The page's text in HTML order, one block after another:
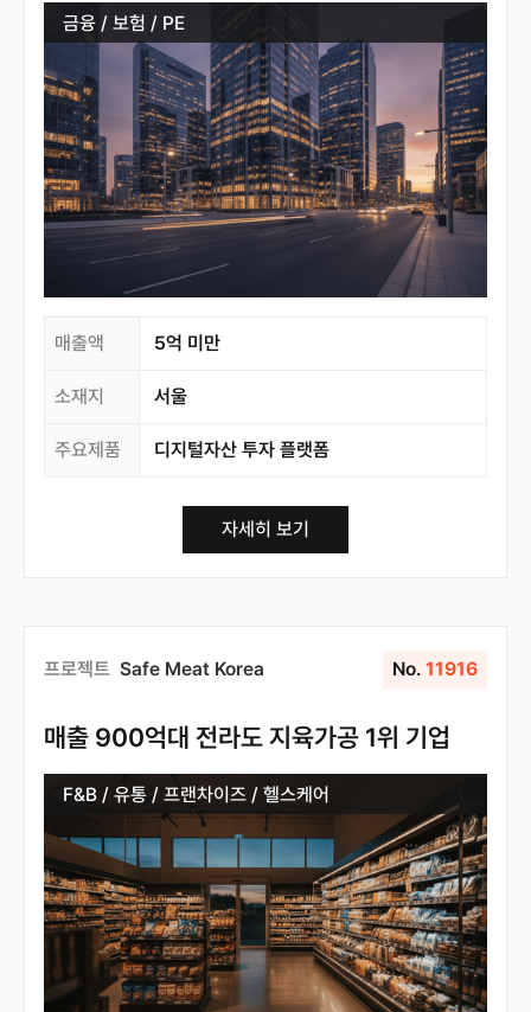
금융 / 보험 / PE
매출액 5억 미만
소재지 서울
주요제품 디지털자산 투자 플랫폼
자세히 보기
프로젝트 Safe Meat Korea No. 11916
매출 900억대 전라도 지육가공 1위 기업
F&B / 유통 / 프랜차이즈 / 헬스케어